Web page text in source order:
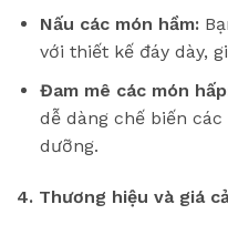
Nấu các món hầm:
với thiết kế đáy dày,
Đam mê các món
dễ dàng chế biến
dưỡng.
4. Thương hiệu và giá